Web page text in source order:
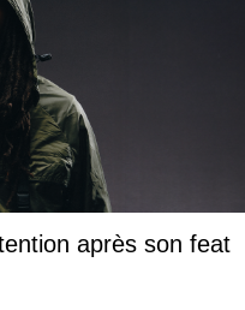
après son feat